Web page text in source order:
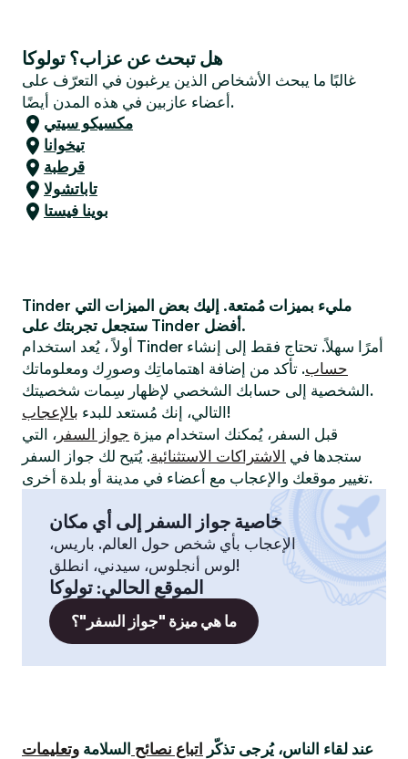
هل تبحث عن عزاب؟ تولوكا
غالبًا ما يبحث الأشخاص الذين يرغبون في التعرّف على
أعضاء عازبين في هذه المدن أيضًا.
مكسيكو سيتي
تيخوانا
قرطبة
تاباتشولا
بوينا فيستا
Tinder مليء بميزات مُمتعة. إليك بعض الميزات التي
ستجعل تجربتك على Tinder أفضل.
أولاً ، يُعد استخدام Tinder أمرًا سهلاً. تحتاج فقط إلى إنشاء
حساب. تأكد من إضافة اهتماماتِك وصورِك ومعلوماتك
الشخصية إلى حسابك الشخصي لإظهار سِمات شخصيتك.
التالي، إنك مُستعد للبدء بالإعجاب
!
قبل السفر، يُمكنك استخدام ميزة جواز السفر ، التي
ستجدها في الاشتراكات الاستثنائية. يُتيح لك جواز السفر
تغيير موقعك والإعجاب مع أعضاء في مدينة أو بلدة أخرى.
خاصية جواز السفر إلى أي مكان
الإعجاب بأي شخص حول العالم. باريس،
لوس أنجلوس، سيدني، انطلق!
الموقع الحالي: تولوكا
ما هي ميزة "جواز السفر"؟
عند لقاء الناس، يُرجى تذكّر اتباع نصائح السلامة وتعليمات